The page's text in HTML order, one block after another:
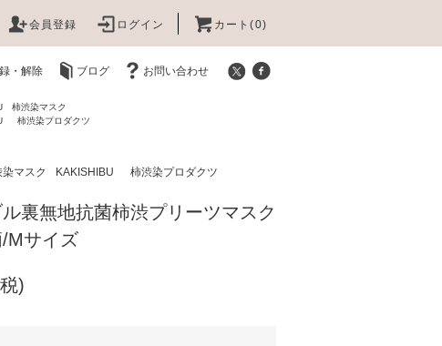
会員登録 ログイン カート(0)
・解除 ブログ お問い合わせ
柿渋染マスク
柿渋染プロダクツ
マスク KAKISHIBU 柿渋染プロダクツ
裏無地抗菌柿渋プリーツマスク
Mサイズ
)